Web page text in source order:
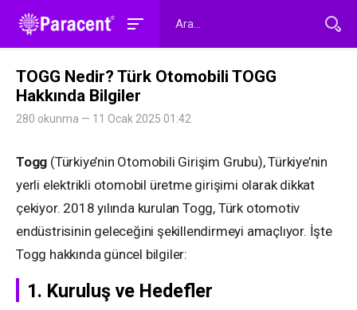
TOGG Nedir? Türk Otomobili TOGG
Hakkında Bilgiler
280 okunma — 11 Ocak 2025 01:42
Togg (Türkiye’nin Otomobili Girişim Grubu), Türkiye’nin
yerli elektrikli otomobil üretme girişimi olarak dikkat
çekiyor. 2018 yılında kurulan Togg, Türk otomotiv
endüstrisinin geleceğini şekillendirmeyi amaçlıyor. İşte
Togg hakkında güncel bilgiler:
1. Kuruluş ve Hedefler